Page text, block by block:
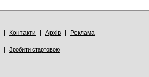
Контакти Архів Реклама
| Зробити стартовою